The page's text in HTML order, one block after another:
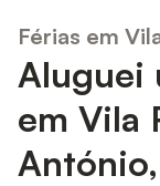
Férias em
Aluguei
em Vila